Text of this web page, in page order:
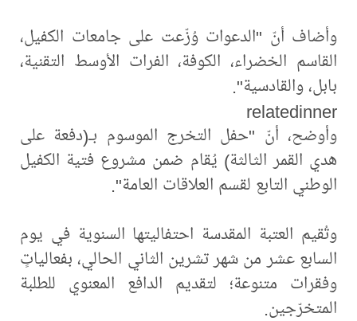
وأضاف أنّ "الدعوات وُزّعت على جامعات الكفيل،
القاسم الخضراء، الكوفة، الفرات الأوسط التقنية،
بابل، والقادسية".
relatedinner
وأوضح، أنّ "حفل التخرج الموسوم بـ(دفعة على
هدي القمر الثالثة) يُقام ضمن مشروع فتية الكفيل
الوطني التابع لقسم العلاقات العامة".
وتُقيم العتبة المقدسة احتفاليتها السنوية في يوم
السابع عشر من شهر تشرين الثاني الحالي، بفعالياتٍ
وفقرات متنوعة؛ لتقديم الدافع المعنوي للطلبة
المتخرّجين.